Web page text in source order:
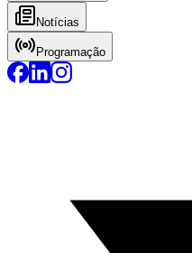
Notícias
Programação